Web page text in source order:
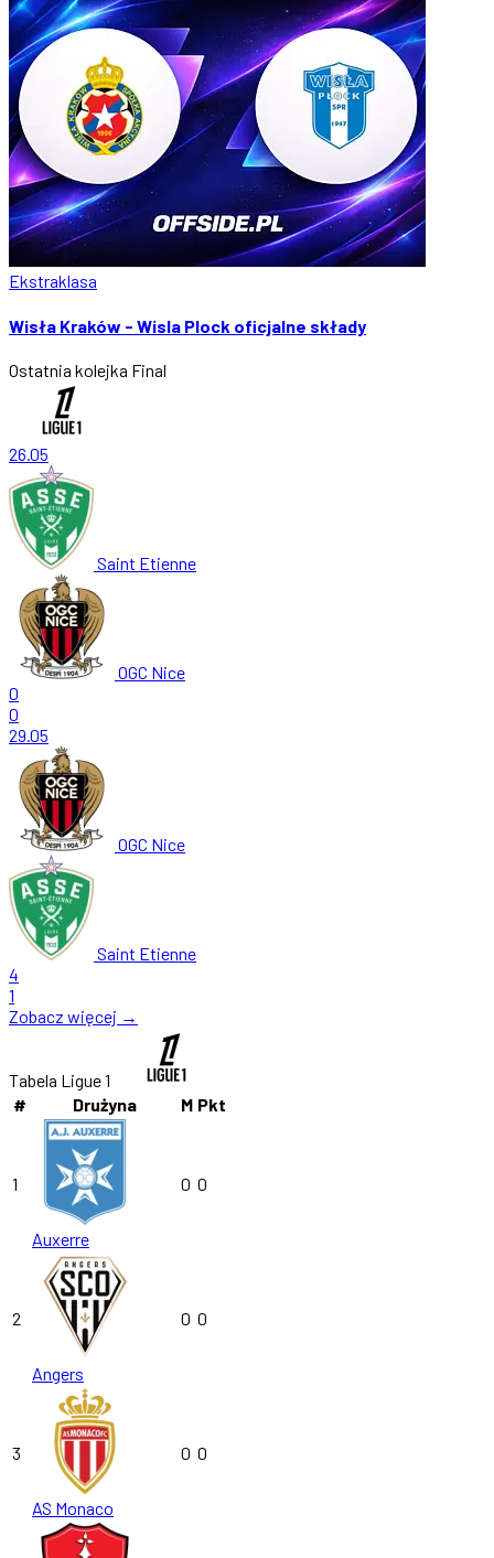
Ekstraklasa
Wisła Kraków - Wisla Plock oficjalne składy
Ostatnia kolejka Final
26.05
Saint Etienne
OGC Nice
0
0
29.05
OGC Nice
Saint Etienne
4
1
Zobacz więcej →
Tabela Ligue 1
#
Drużyna M Pkt
1
Auxerre
0 0
2
Angers
0 0
3
AS Monaco
0 0